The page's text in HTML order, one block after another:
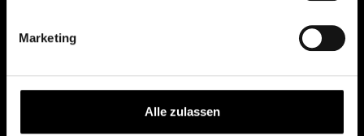
Marketing
Alle zulassen
Depot eröffnen
Depot übertragen
Konditionen